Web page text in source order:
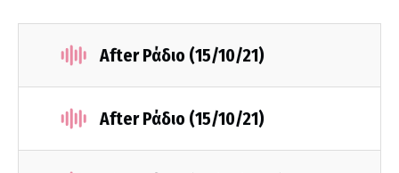
After Ράδιο (15/10/21)
After Ράδιο (15/10/21)